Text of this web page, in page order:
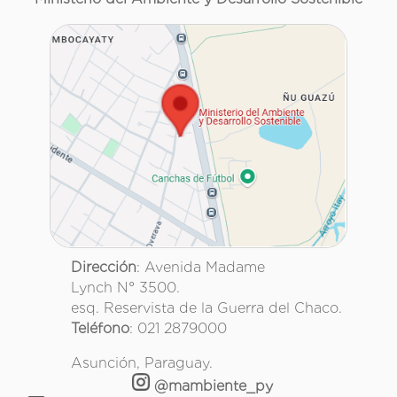
Dirección: Avenida Madame
Lynch N° 3500.
esq. Reservista de la Guerra del Chaco.
Teléfono: 021 2879000
Asunción, Paraguay.
@mambiente_py